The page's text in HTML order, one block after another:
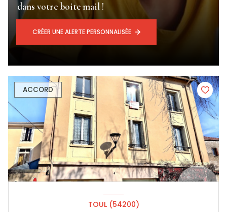
dans votre boite mail !
CRÉER UNE ALERTE PERSONNALISÉE
ACCORD
TOUL (54200)